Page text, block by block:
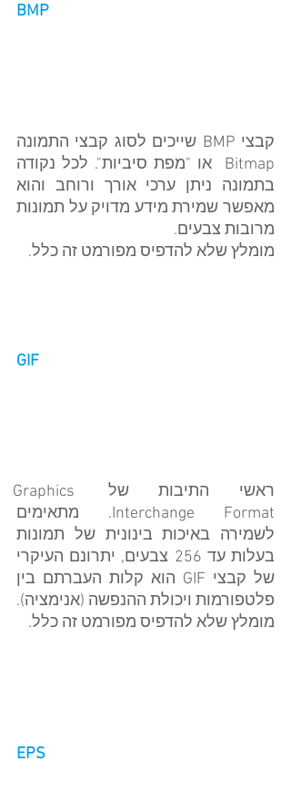
BMP
מרובות צבעים.
מומלץ שלא להדפיס מפורמט זה כלל.
GIF
ראשי התיבות של Graphics
פלטפורמות ויכולת ההנפשה (אנימציה).
מומלץ שלא להדפיס מפורמט זה כלל.
EPS